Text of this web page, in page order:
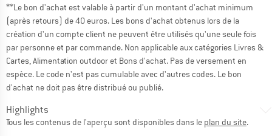
**Le bon d'achat est valable à partir d'un montant d'achat minimum
(après retours) de 40 euros. Les bons d'achat obtenus lors de la
création d'un compte client ne peuvent être utilisés qu'une seule fois
par personne et par commande. Non applicable aux catégories Livres &
Cartes, Alimentation outdoor et Bons d'achat. Pas de versement en
espèce. Le code n'est pas cumulable avec d'autres codes. Le bon
d'achat ne doit pas être distribué ou publié.
Highlights
Tous les contenus de l'aperçu sont disponibles dans le plan du site.